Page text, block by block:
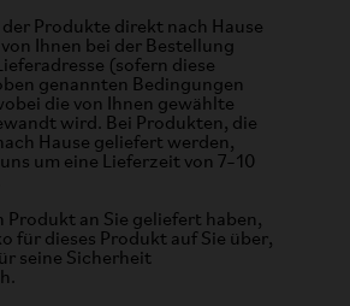
Produkte direkt nach Hause
Ihnen bei der Bestellung
(sofern diese
genannten Bedingungen
die von Ihnen gewählte
wird. Bei Produkten, die
Hause geliefert werden,
um eine Lieferzeit von 7–10
Produkt an Sie geliefert haben,
für dieses Produkt auf Sie über,
seine Sicherheit